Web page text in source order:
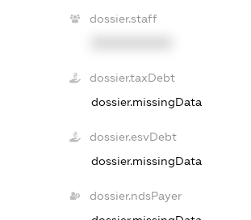
dossier.staff
dossier.taxDebt
dossier.missingData
dossier.esvDebt
dossier.missingData
dossier.ndsPayer